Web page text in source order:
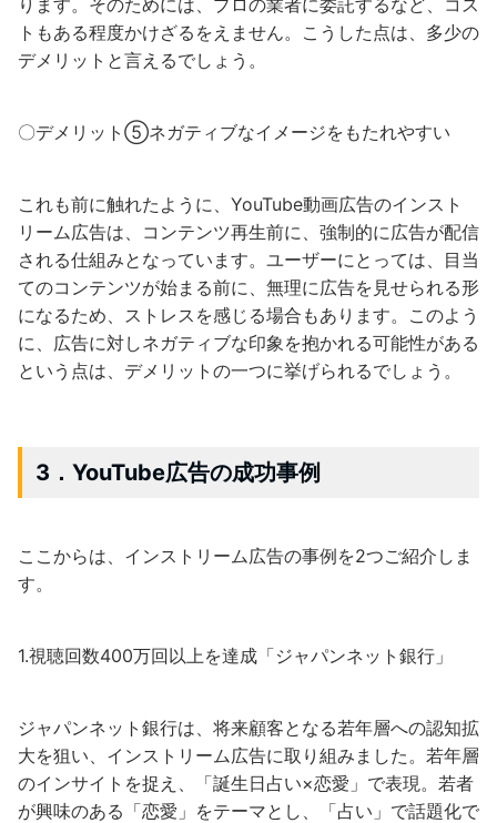
ります。そのためには、プロの業者に委託するなど、コス
トもある程度かけざるをえません。こうした点は、多少の
デメリットと言えるでしょう。
〇デメリット⑤ネガティブなイメージをもたれやすい
これも前に触れたように、YouTube動画広告のインスト
リーム広告は、コンテンツ再生前に、強制的に広告が配信
される仕組みとなっています。ユーザーにとっては、目当
てのコンテンツが始まる前に、無理に広告を見せられる形
になるため、ストレスを感じる場合もあります。このよう
に、広告に対しネガティブな印象を抱かれる可能性がある
という点は、デメリットの一つに挙げられるでしょう。
3．YouTube広告の成功事例
ここからは、インストリーム広告の事例を2つご紹介しま
す。
1.視聴回数400万回以上を達成「ジャパンネット銀行」
ジャパンネット銀行は、将来顧客となる若年層への認知拡
大を狙い、インストリーム広告に取り組みました。若年層
のインサイトを捉え、「誕生日占い×恋愛」で表現。若者
が興味のある「恋愛」をテーマとし、「占い」で話題化で